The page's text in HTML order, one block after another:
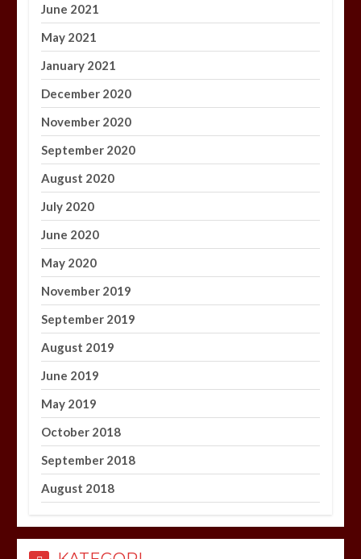
June 2021
May 2021
January 2021
December 2020
November 2020
September 2020
August 2020
July 2020
June 2020
May 2020
November 2019
September 2019
August 2019
June 2019
May 2019
October 2018
September 2018
August 2018